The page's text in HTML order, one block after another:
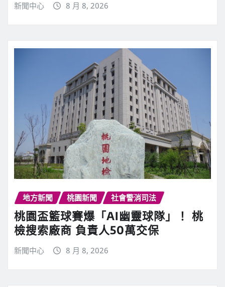
新聞中心 8 月 8, 2026
地方新聞 桃園新聞 社會警消司法
桃園盃籃球賽爆「AI幽靈球隊」！ 桃
檢搜索廠商 負責人50萬交保
新聞中心 8 月 8, 2026